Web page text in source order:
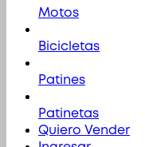
Motos
Bicicletas
Patines
Patinetas
Quiero Vender